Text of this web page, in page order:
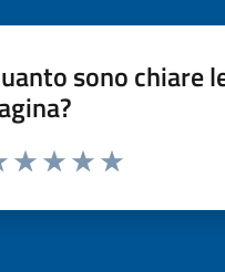
sono chiare
da 1 a 5 stelle la pagina